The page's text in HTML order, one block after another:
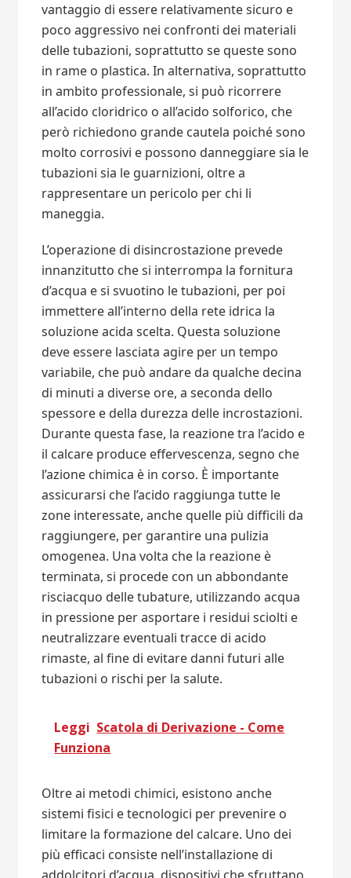
vantaggio di essere relativamente sicuro e
poco aggressivo nei confronti dei materiali
delle tubazioni, soprattutto se queste sono
in rame o plastica. In alternativa, soprattutto
in ambito professionale, si può ricorrere
all’acido cloridrico o all’acido solforico, che
però richiedono grande cautela poiché sono
molto corrosivi e possono danneggiare sia le
tubazioni sia le guarnizioni, oltre a
rappresentare un pericolo per chi li
maneggia.
L’operazione di disincrostazione prevede
innanzitutto che si interrompa la fornitura
d’acqua e si svuotino le tubazioni, per poi
immettere all’interno della rete idrica la
soluzione acida scelta. Questa soluzione
deve essere lasciata agire per un tempo
variabile, che può andare da qualche decina
di minuti a diverse ore, a seconda dello
spessore e della durezza delle incrostazioni.
Durante questa fase, la reazione tra l’acido e
il calcare produce effervescenza, segno che
l’azione chimica è in corso. È importante
assicurarsi che l’acido raggiunga tutte le
zone interessate, anche quelle più difficili da
raggiungere, per garantire una pulizia
omogenea. Una volta che la reazione è
terminata, si procede con un abbondante
risciacquo delle tubature, utilizzando acqua
in pressione per asportare i residui sciolti e
neutralizzare eventuali tracce di acido
rimaste, al fine di evitare danni futuri alle
tubazioni o rischi per la salute.
Leggi Scatola di Derivazione - Come
Funziona
Oltre ai metodi chimici, esistono anche
sistemi fisici e tecnologici per prevenire o
limitare la formazione del calcare. Uno dei
più efficaci consiste nell’installazione di